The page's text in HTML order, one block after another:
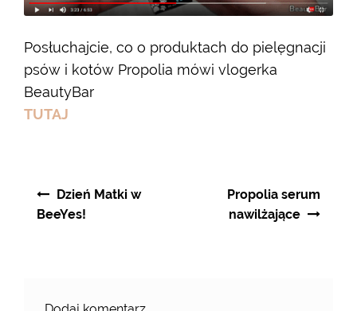
Posłuchajcie, co o produktach do pielęgnacji
psów i kotów Propolia mówi vlogerka
BeautyBar
TUTAJ
Nawigacja
wpisu
Dzień Matki w
BeeYes!
Propolia serum
nawilżające